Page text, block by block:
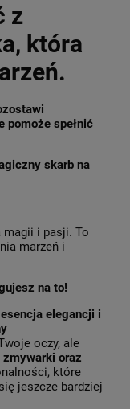
z
która
pomoże spełnić
skarb na
magii i pasji. To
marzeń i
na to!
esencja elegancji i
oczy, ale
zmywarki oraz
które
jeszcze bardziej